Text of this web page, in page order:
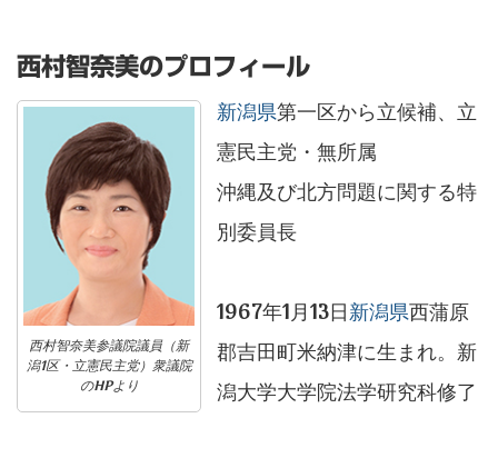
西村智奈美のプロフィール
西村智奈美参議院議員（新
潟1区・立憲民主党）衆議院
のHPより
新潟県第一区から立候補、立
憲民主党・無所属
沖縄及び北方問題に関する特
別委員長
1967年1月13日新潟県西蒲原
郡吉田町米納津に生まれ。新
潟大学大学院法学研究科修了